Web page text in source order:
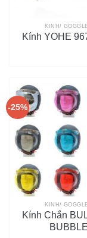
KÍNH/
Kính YOHE
-25%
KÍNH/
Kính Chắn
BUBBLE